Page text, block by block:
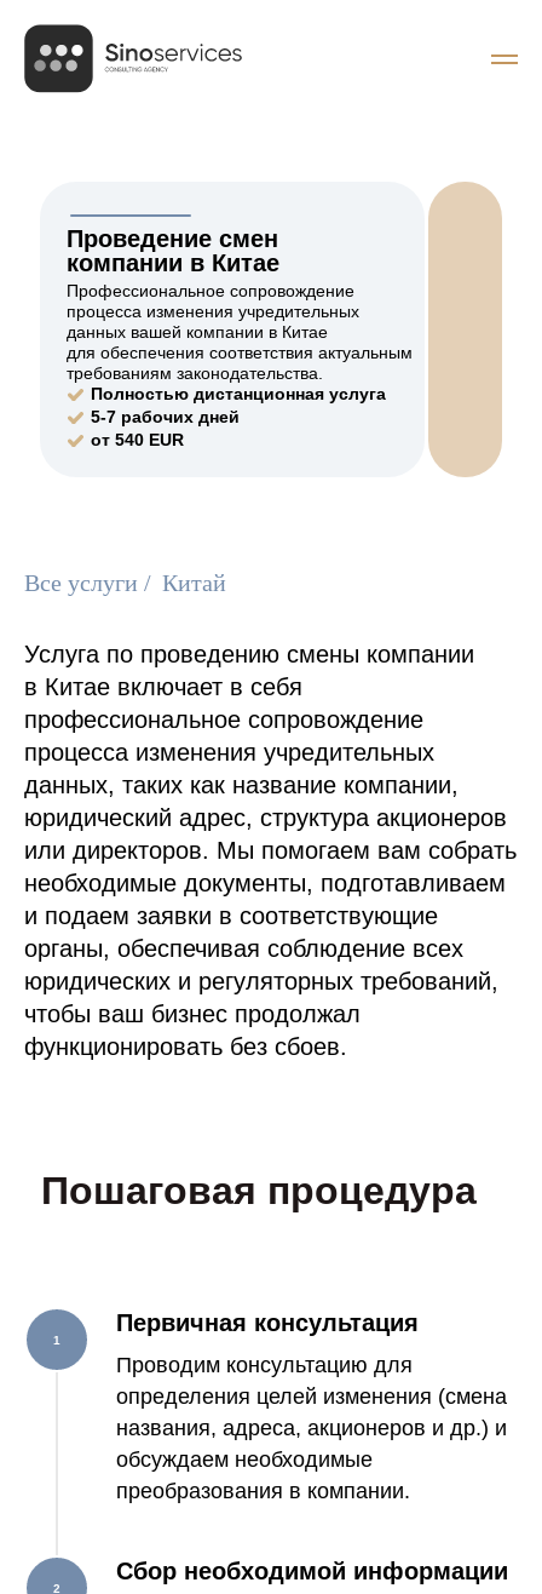
Проведение смен
компании в Китае
Полностью дистанционная услуга
5-7 рабочих дней
от 540 EUR
Профессиональное сопровождение
процесса изменения учредительных
данных вашей компании в Китае
для обеспечения соответствия актуальным
требованиям законодательства.
Все услуги / Китай
Услуга по проведению смены компании
в Китае включает в себя
профессиональное сопровождение
процесса изменения учредительных
данных, таких как название компании,
юридический адрес, структура акционеров
или директоров. Мы помогаем вам собрать
необходимые документы, подготавливаем
и подаем заявки в соответствующие
органы, обеспечивая соблюдение всех
юридических и регуляторных требований,
чтобы ваш бизнес продолжал
функционировать без сбоев.
Пошаговая процедура
Первичная консультация
Проводим консультацию для
определения целей изменения (смена
названия, адреса, акционеров и др.) и
обсуждаем необходимые
преобразования в компании.
Сбор необходимой информации